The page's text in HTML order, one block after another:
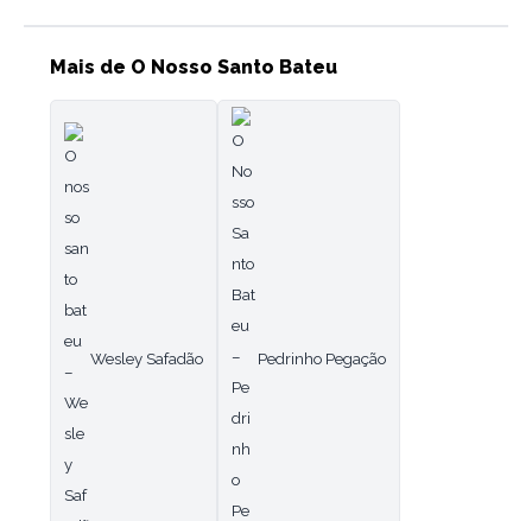
Mais de O Nosso Santo Bateu
Wesley Safadão Pedrinho Pegação